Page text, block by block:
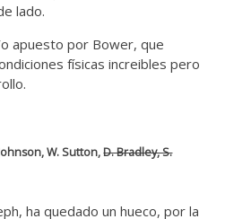
lado.
apuesto por Bower, que
físicas increibles pero
W. Sutton,D. Bradley, S.
ha quedado un hueco, por la